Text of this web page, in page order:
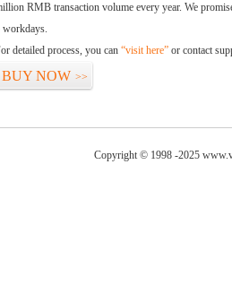
RMB transaction volume every year. We
workdays.
detailed process, you can “visit here” or contact
BUY NOW >>
Copyright © 1998 -2025